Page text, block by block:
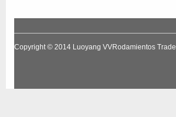
Copyright © 2014 Luoyang VVRodamientos